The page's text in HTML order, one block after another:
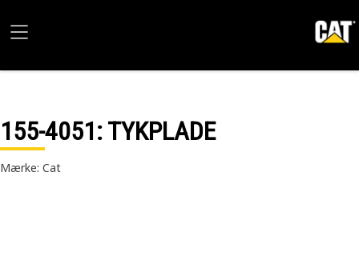
155-4051: TYKPLADE
Mærke: Cat